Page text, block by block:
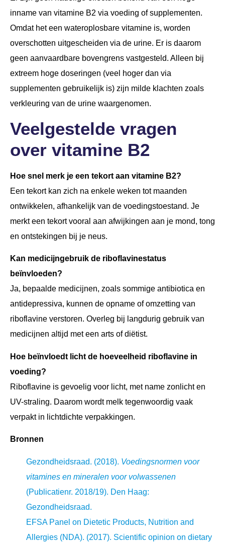
inname van vitamine B2 via voeding of supplementen.
Omdat het een wateroplosbare vitamine is, worden
overschotten uitgescheiden via de urine. Er is daarom
geen aanvaardbare bovengrens vastgesteld. Alleen bij
extreem hoge doseringen (veel hoger dan via
supplementen gebruikelijk is) zijn milde klachten zoals
verkleuring van de urine waargenomen.
Veelgestelde vragen
over vitamine B2
Hoe snel merk je een tekort aan vitamine B2?
Een tekort kan zich na enkele weken tot maanden
ontwikkelen, afhankelijk van de voedingstoestand. Je
merkt een tekort vooral aan afwijkingen aan je mond, tong
en ontstekingen bij je neus.
Kan medicijngebruik de riboflavinestatus
beïnvloeden?
Ja, bepaalde medicijnen, zoals sommige antibiotica en
antidepressiva, kunnen de opname of omzetting van
riboflavine verstoren. Overleg bij langdurig gebruik van
medicijnen altijd met een arts of diëtist.
Hoe beïnvloedt licht de hoeveelheid riboflavine in
voeding?
Riboflavine is gevoelig voor licht, met name zonlicht en
UV-straling. Daarom wordt melk tegenwoordig vaak
verpakt in lichtdichte verpakkingen.
Bronnen
Gezondheidsraad. (2018). Voedingsnormen voor
vitamines en mineralen voor volwassenen
(Publicatienr. 2018/19). Den Haag:
Gezondheidsraad.
EFSA Panel on Dietetic Products, Nutrition and
Allergies (NDA). (2017). Scientific opinion on dietary